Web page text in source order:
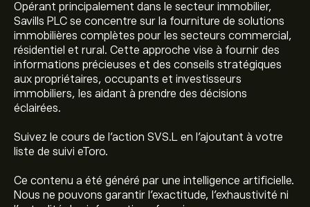
Opérant principalement dans le secteur immobilier,
Savills PLC se concentre sur la fourniture de solutions
immobilières complètes pour les secteurs commercial,
résidentiel et rural. Cette approche vise à fournir des
informations précieuses et des conseils stratégiques
aux propriétaires, occupants et investisseurs
immobiliers, les aidant à prendre des décisions
éclairées.
Suivez le cours de l'action SVS.L en l'ajoutant à votre
liste de suivi eToro.
Ce contenu a été généré par une intelligence artificielle.
Nous ne pouvons garantir l’exactitude, l’exhaustivité ni
Le prix actuel de l'action SVS.L est de 966.00‎p‎.